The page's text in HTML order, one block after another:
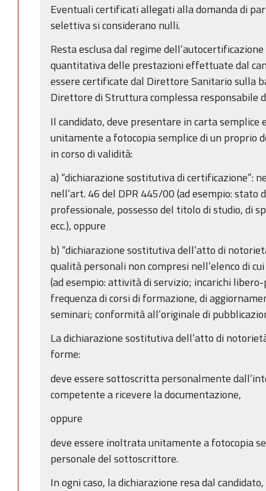
Eventuali certificati allegati alla domanda di
selettiva si considerano nulli.
Resta esclusa dal regime
quantitativa delle prestazioni effettuate dal
essere certificate dal Direttore Sanitario sulla
Direttore di Struttura complessa responsabile
Il candidato, deve presentare in carta
unitamente a fotocopia semplice di un proprio
in corso di validità:
a) “dichiarazione sostitutiva di certificazione”:
nell’art. 46 del DPR 445/00 (ad esempio: stato
professionale, possesso del titolo di studio, di
ecc.), oppure
b) “dichiarazione sostitutiva dell’atto di
qualità personali non compresi nell’elenco di
(ad esempio: attività di servizio; incarichi
frequenza di corsi di formazione, di
seminari; conformità all’originale di
La dichiarazione sostitutiva dell’atto di
forme:
deve essere sottoscritta personalmente
competente a ricevere la documentazione,
oppure
deve essere inoltrata unitamente a fotocopia
personale del sottoscrittore.
In ogni caso, la dichiarazione resa dal